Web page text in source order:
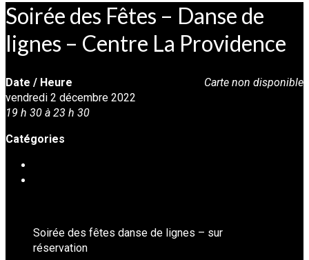
Soirée des Fêtes – Danse de
lignes – Centre La Providence
Carte non disponible
Date / Heure
vendredi 2 décembre 2022
19 h 30 à 23 h 30
Catégories
Soirée des fêtes danse de lignes – sur
réservation